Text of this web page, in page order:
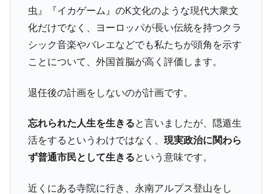
虫』『イカゲーム』のK文化のような現代大衆文
化だけでなく、ヨーロッパが長い伝統を持つクラ
シック音楽やバレエなどでも私たちが頭角を示す
ことについて、外国首脳が高く評価します。
退任後の計画をしないのが計画です。
忘れられた人生を生きると言いましたが、隠遁生
活をするというわけではなく、 現実政治に関わら
ず普通市民として生きるという意味です。
近くにある寺院に行き、永南アルプス登山をし